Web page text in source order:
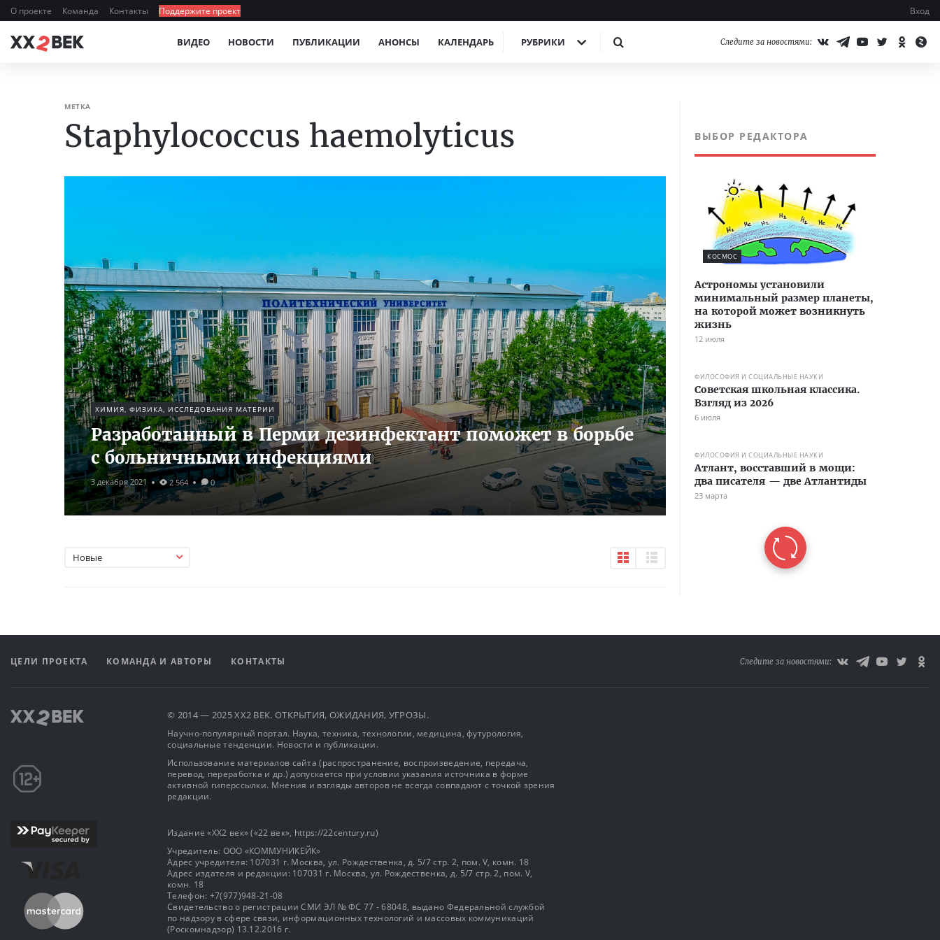
О проекте Команда Контакты Поддержите проект Вход
ВИДЕО НОВОСТИ ПУБЛИКАЦИИ АНОНСЫ КАЛЕНДАРЬ РУБРИКИ Следите за новостями:
МЕТКА
Staphylococcus haemolyticus
ХИМИЯ, ФИЗИКА, ИССЛЕДОВАНИЯ МАТЕРИИ
Разработанный в Перми дезинфектант поможет в борьбе
с больничными инфекциями
3 декабря 2021 2 564 0
Новые
ВЫБОР РЕДАКТОРА
КОСМОС
Астрономы установили
минимальный размер планеты,
на которой может возникнуть
жизнь
12 июля
ФИЛОСОФИЯ И СОЦИАЛЬНЫЕ НАУКИ
Советская школьная классика.
Взгляд из 2026
6 июля
ФИЛОСОФИЯ И СОЦИАЛЬНЫЕ НАУКИ
Атлант, восставший в мощи:
два писателя — две Атлантиды
23 марта
ЦЕЛИ ПРОЕКТА КОМАНДА И АВТОРЫ КОНТАКТЫ Следите за новостями:
© 2014 — 2025 XX2 ВЕК. ОТКРЫТИЯ, ОЖИДАНИЯ, УГРОЗЫ.
Научно-популярный портал. Наука, техника, технологии, медицина, футурология,
социальные тенденции. Новости и публикации.
Использование материалов сайта (распространение, воспроизведение, передача,
перевод, переработка и др.) допускается при условии указания источника в форме
активной гиперссылки. Мнения и взгляды авторов не всегда совпадают с точкой зрения
редакции.
Издание «XX2 век» («22 век», https://22century.ru)
Учредитель: OOO «КОММУНИКЕЙК»
Адрес учредителя: 107031 г. Москва, ул. Рождественка, д. 5/7 стр. 2, пом. V, комн. 18
Адрес издателя и редакции: 107031 г. Москва, ул. Рождественка, д. 5/7 стр. 2, пом. V,
комн. 18
Телефон: +7(977)948-21-08
Свидетельство о регистрации СМИ ЭЛ № ФС 77 - 68048, выдано Федеральной службой
по надзору в сфере связи, информационных технологий и массовых коммуникаций
(Роскомнадзор) 13.12.2016 г.